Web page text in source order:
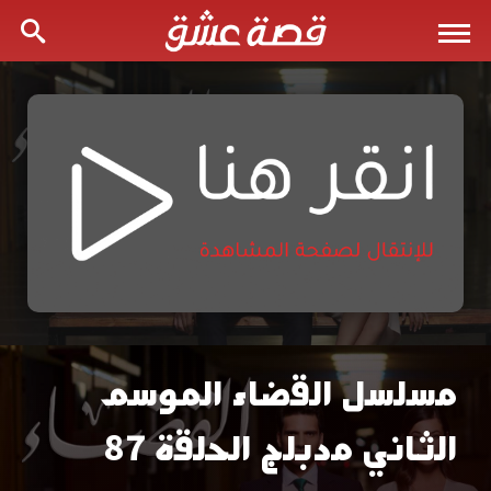
مسلسل
القضاء
مسلسل القضاء الموسم
الثاني مدبلج الحلقة 87